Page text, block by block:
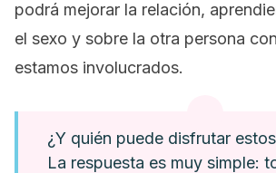
podrá mejorar la relación,
el sexo y sobre la otra persona
estamos involucrados.
¿Y quién puede disfrutar
La respuesta es muy simple: